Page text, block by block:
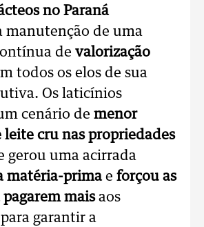
no Paraná
manutenção de uma
de valorização
todos os elos de sua
Os laticínios
cenário de menor
leite cru nas propriedades
gerou uma acirrada
matéria-primae forçou as
maisaos
garantir a